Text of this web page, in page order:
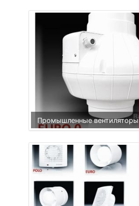
Промышленные вентиляторы